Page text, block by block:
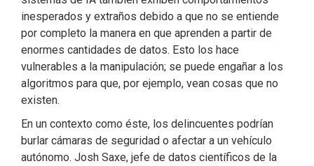
inesperados y extraños debido a que no se entiende
por completo la manera en que aprenden a partir de
enormes cantidades de datos. Esto los hace
vulnerables a la manipulación; se puede engañar a los
algoritmos para que, por ejemplo, vean cosas que no
existen.
En un contexto como éste, los delincuentes podrían
burlar cámaras de seguridad o afectar a un vehículo
autónomo. Josh Saxe, jefe de datos científicos de la